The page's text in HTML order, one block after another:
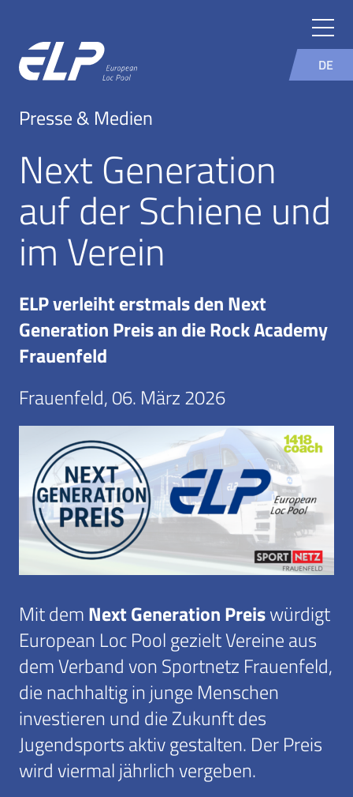
DE
Presse & Medien
Next Generation
auf der Schiene und
im Verein
ELP verleiht erstmals den Next
Generation Preis an die Rock Academy
Frauenfeld
Frauenfeld, 06. März 2026
Mit dem Next Generation Preiswürdigt
European Loc Pool gezielt Vereine aus
dem Verband von Sportnetz Frauenfeld,
die nachhaltig in junge Menschen
investieren und die Zukunft des
Jugendsports aktiv gestalten. Der Preis
wird viermal jährlich vergeben.